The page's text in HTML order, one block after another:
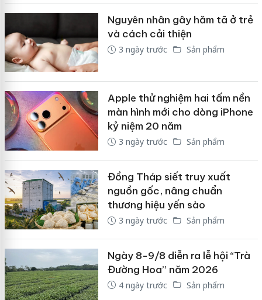
Nguyên nhân gây hăm tã ở trẻ
và cách cải thiện
3 ngày trước Sản phẩm
Apple thử nghiệm hai tấm nền
màn hình mới cho dòng iPhone
kỷ niệm 20 năm
3 ngày trước Sản phẩm
Đồng Tháp siết truy xuất
nguồn gốc, nâng chuẩn
thương hiệu yến sào
3 ngày trước Sản phẩm
Ngày 8-9/8 diễn ra lễ hội “Trà
Đường Hoa” năm 2026
4 ngày trước Sản phẩm